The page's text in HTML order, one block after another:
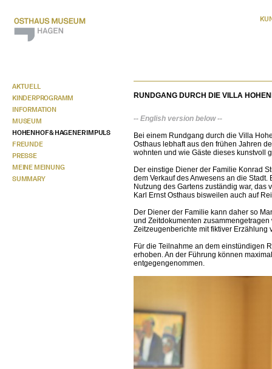
AKTUELL
KINDERPROGRAMM
INFORMATION
MUSEUM
HOHENHOF & HAGENER IMPULS
FREUNDE
PRESSE
MEINE MEINUNG
SUMMARY
RUNDGANG DURCH DIE VILLA
-- English version below --
Bei einem Rundgang durch die Villa
Osthaus lebhaft aus den frühen Jahren
wohnten und wie Gäste dieses kunstvoll
Der einstige Diener der Familie Konrad
dem Verkauf des Anwesens an die
Nutzung des Gartens zuständig war, das
Karl Ernst Osthaus bisweilen auch auf
Der Diener der Familie kann daher so
und Zeitdokumenten
Zeitzeugenberichte mit fiktiver Erzählung
Für die Teilnahme an dem einstündigen
erhoben. An der Führung können
entgegengenommen.